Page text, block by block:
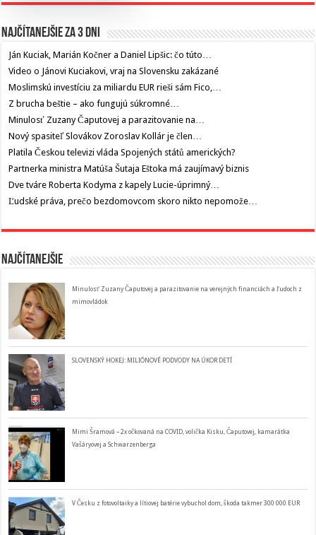
Najčítanejšie za 3 dni
Ján Kuciak, Marián Kočner a Daniel Lipšic: čo túto…
Video o Jánovi Kuciakovi, vraj na Slovensku zakázané
Moslimskú investíciu za miliardu EUR rieši sám Fico,…
Z brucha beštie – ako fungujú súkromné…
Minulosť Zuzany Čaputovej a parazitovanie na…
Nový spasiteľ Slovákov Zoroslav Kollár je člen…
Platila Českou televizi vláda Spojených států amerických?
Partnerka ministra Matúša Šutaja Eštoka má zaujímavý biznis
Dve tváre Roberta Kodyma z kapely Lucie-úprimný…
Ľudské práva, prečo bezdomovcom skoro nikto nepomože…
Najčítanejšie
Minulosť Zuzany Čaputovej a parazitovanie na verejných financiách a ľudoch z
mimovládok
SLOVENSKÝ HOKEJ: MILIÓNOVÉ PODVODY NA ÚKOR DETÍ
Mimi Šramová – 2x očkovaná na COVID, volička Kisku, Čaputovej, kamarátka
Vašáryovej a Schwarzenberga
V Česku z fotovoltaiky a lítiovej batérie vybuchol dom, škoda takmer 300 000 EUR